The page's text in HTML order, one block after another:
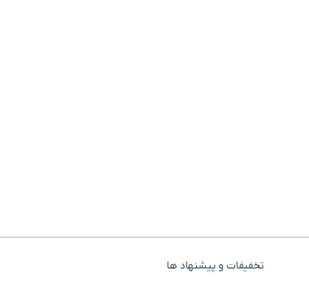
تخفیفات و پیشنهاد ها